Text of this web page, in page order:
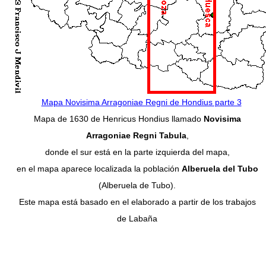
Mapa Novisima Arragoniae Regni de Hondius parte 3
Mapa de 1630 de Henricus Hondius llamado Novisima
Arragoniae Regni Tabula,
donde el sur está en la parte izquierda del mapa,
en el mapa aparece localizada la población Alberuela del Tubo
(Alberuela de Tubo).
Este mapa está basado en el elaborado a partir de los trabajos
de Labaña